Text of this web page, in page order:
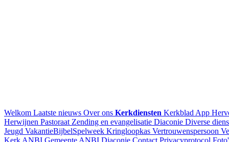
Welkom Laatste nieuws Over ons Kerkdiensten Kerkblad App
Herwijnen Pastoraat Zending en evangelisatie Diaconie Diverse
Jeugd VakantieBijbelSpelweek Kringloopkas Vertrouwenspersoon
Kerk ANBI Gemeente ANBI Diaconie Contact Privacyprotocol